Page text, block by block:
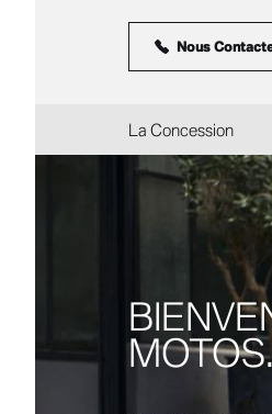
Nous
La Concession